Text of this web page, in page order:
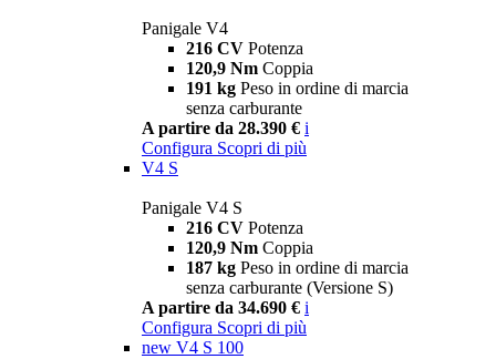
Panigale V4
216 CV Potenza
120,9 Nm Coppia
191 kg Peso in ordine di marcia
senza carburante
A partire da 28.390 € i
Configura Scopri di più
V4 S
Panigale V4 S
216 CV Potenza
120,9 Nm Coppia
187 kg Peso in ordine di marcia
senza carburante (Versione S)
A partire da 34.690 € i
Configura Scopri di più
new V4 S 100